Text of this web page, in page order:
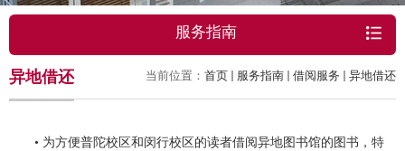
服务指南
当前位置： 首页 服务指南 借阅服务 异地借还
异地借还
• 为方便普陀校区和闵行校区的读者借阅异地图书馆的图书，特